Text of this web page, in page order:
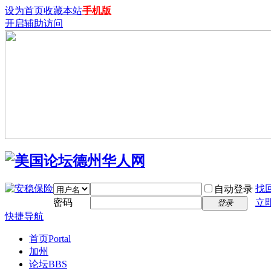
设为首页收藏本站手机版
开启辅助访问
自动登录 找
密码
登录
立
快捷导航
首页Portal
加州
论坛BBS